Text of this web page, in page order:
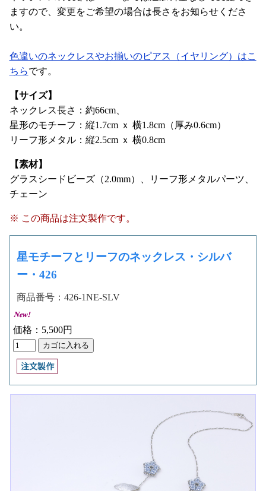
ますので、変更をご希望の場合は長さをお知らせくださ
い。
色違いのネックレスやお揃いのピアス（イヤリング）はこ
ちらです。
【サイズ】
ネックレス長さ：約66cm、
星形のモチーフ：縦1.7cm ｘ 横1.8cm（厚み0.6cm）
リーフ形メタル：縦2.5cm ｘ 横0.8cm
【素材】
グラスシードビーズ（2.0mm）、リーフ形メタルパーツ、
チェーン
※ この商品は注文製作です。
星モチーフとリーフのネックレス・シルバ
ー・426
商品番号：426-1NE-SLV
価格：5,500円